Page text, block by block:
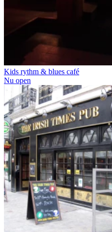
Kids rythm & blues café
Nu open